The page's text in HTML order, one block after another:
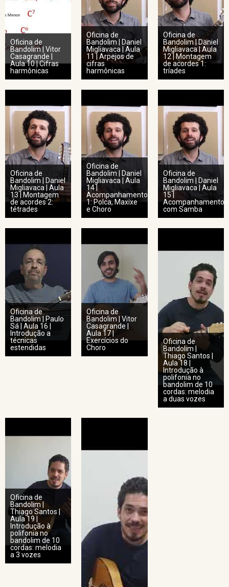
Oficina de
Bandolim | Vitor
Casagrande |
Aula 10 | Cifras
harmônicas
Oficina de
Bandolim | Daniel
Migliavaca | Aula
11 | Arpejos de
cifras
harmônicas
Oficina de
Bandolim | Daniel
Migliavaca | Aula
12 | Montagem
de acordes 1:
tríades
Oficina de
Bandolim | Daniel
Migliavaca | Aula
13 | Montagem
de acordes 2:
tétrades
Oficina de
Bandolim | Daniel
Migliavaca | Aula
14 |
Acompanhamento
1: Polca, Maxixe
e Choro
Oficina de
Bandolim | Daniel
Migliavaca | Aula
15 |
Acompanhamentos
com Samba
Oficina de
Bandolim | Paulo
Sá | Aula 16 |
Introdução a
técnicas
estendidas
Oficina de
Bandolim | Vitor
Casagrande |
Aula 17 |
Exercícios do
Choro
Oficina de
Bandolim |
Thiago Santos |
Aula 18 |
Introdução à
polifonia no
bandolim de 10
cordas: melodia
a duas vozes
Oficina de
Bandolim |
Thiago Santos |
Aula 19 |
Introdução à
polifonia no
bandolim de 10
cordas: melodia
a 3 vozes